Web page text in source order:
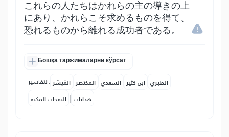
これらの人たちはかれらの主の導きの上
にあり、かれらこそ求めるものを得て、
恐れるものから離れる成功者である。
Бошқа таржималарни кўрсат
التفاسير: المُيسَّر المختصر السعدي ابن كثير الطبري
النفحات المكية | هدايات